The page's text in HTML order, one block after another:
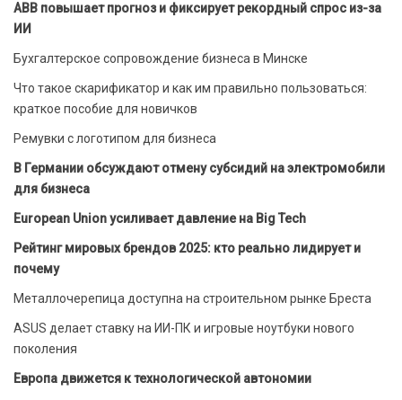
ABB повышает прогноз и фиксирует рекордный спрос из-за
ИИ
Бухгалтерское сопровождение бизнеса в Минске
Что такое скарификатор и как им правильно пользоваться:
краткое пособие для новичков
Ремувки с логотипом для бизнеса
В Германии обсуждают отмену субсидий на электромобили
для бизнеса
European Union усиливает давление на Big Tech
Рейтинг мировых брендов 2025: кто реально лидирует и
почему
Металлочерепица доступна на строительном рынке Бреста
ASUS делает ставку на ИИ-ПК и игровые ноутбуки нового
поколения
Европа движется к технологической автономии